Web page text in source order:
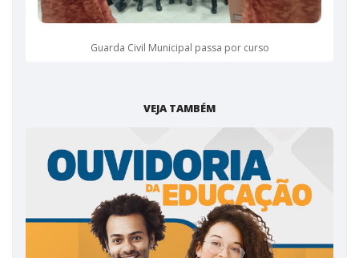
Guarda Civil Municipal passa por curso
VEJA TAMBÉM